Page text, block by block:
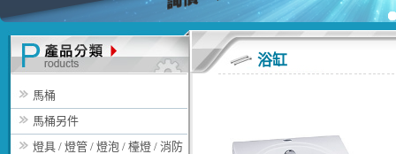
馬桶
馬桶另件
燈具 / 燈管 / 燈泡 / 檯燈 / 消防
浴缸